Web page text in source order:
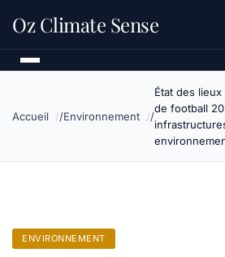
Oz Climate Sense
Accueil Environnement
État des
de football
ENVIRONNEMENT